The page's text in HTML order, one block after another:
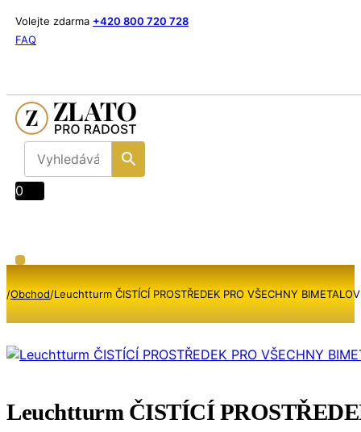
Volejte zdarma +420 800 720 728
FAQ
0
/Obchod/Leuchtturm ČISTÍCÍ PROSTŘEDEK PRO VŠECHNY
Leuchtturm ČISTÍCÍ